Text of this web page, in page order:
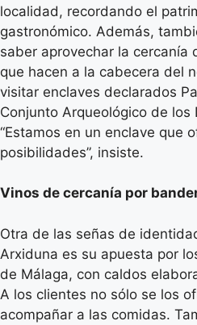
localidad, recordando el
gastronómico. Además,
saber aprovechar la cercanía
que hacen a la cabecera del
visitar enclaves declarados
Conjunto Arqueológico de los
“Estamos en un enclave que
posibilidades”, insiste.
Vinos de cercanía por
Otra de las señas de
Arxiduna es su apuesta por
de Málaga, con caldos
A los clientes no sólo se los
acompañar a las comidas.